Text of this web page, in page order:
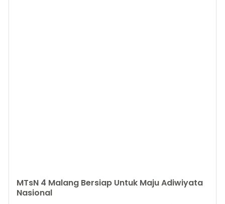
MTsN 4 Malang Bersiap Untuk Maju Adiwiyata
Nasional